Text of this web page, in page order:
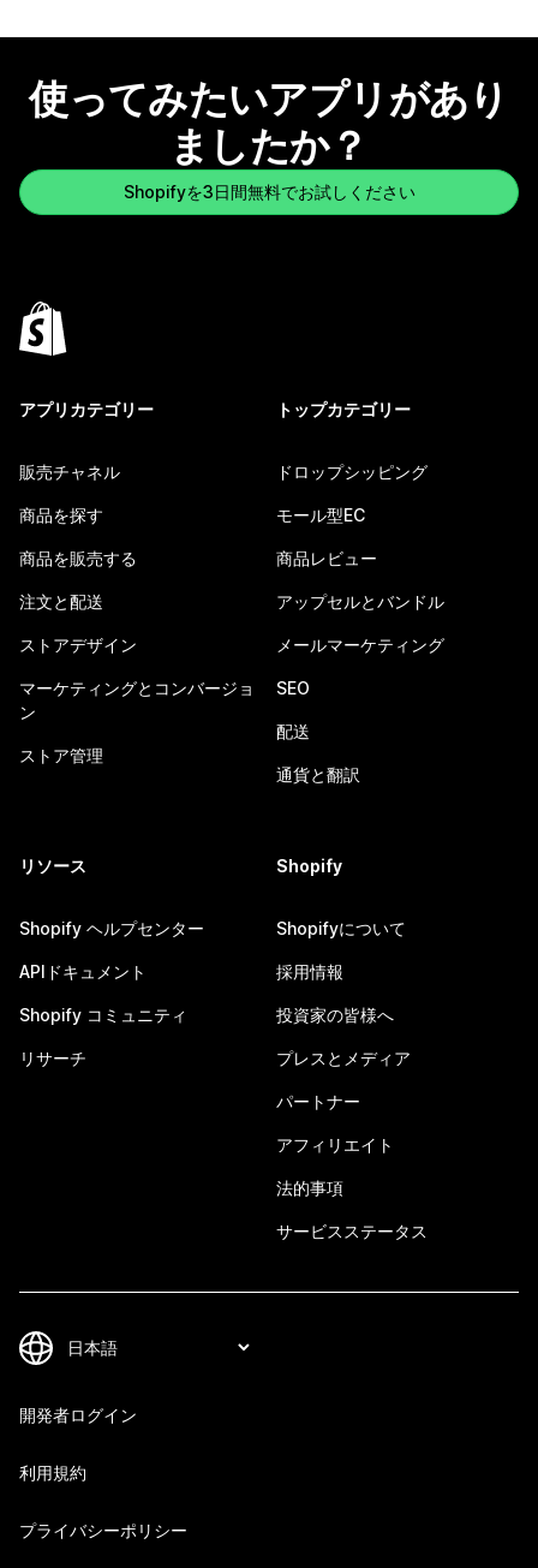
使ってみたいアプリがあり
ましたか？
Shopifyを3日間無料でお試しください
アプリカテゴリー
販売チャネル
商品を探す
商品を販売する
注文と配送
ストアデザイン
マーケティングとコンバージョ
ン
ストア管理
トップカテゴリー
ドロップシッピング
モール型EC
商品レビュー
アップセルとバンドル
メールマーケティング
SEO
配送
通貨と翻訳
リソース
Shopify ヘルプセンター
APIドキュメント
Shopify コミュニティ
リサーチ
Shopify
Shopifyについて
採用情報
投資家の皆様へ
プレスとメディア
パートナー
アフィリエイト
法的事項
サービスステータス
開発者ログイン
利用規約
プライバシーポリシー